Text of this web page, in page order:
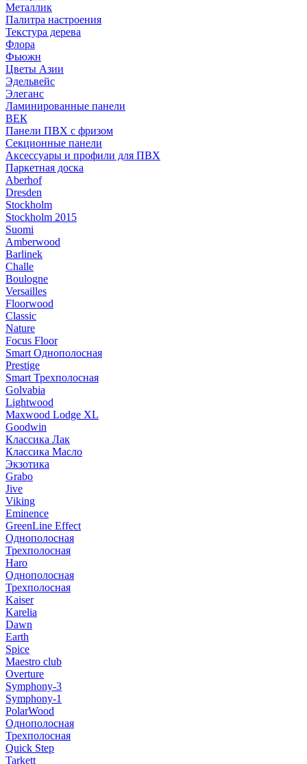
Металлик
Палитра настроения
Текстура дерева
Флора
Фьюжн
Цветы Азии
Эдельвейс
Элеганс
Ламинированные панели
ВЕК
Панели ПВХ с фризом
Секционные панели
Аксессуары и профили для ПВХ
Паркетная доска
Aberhof
Dresden
Stockholm
Stockholm 2015
Suomi
Amberwood
Barlinek
Challe
Boulogne
Versailles
Floorwood
Classic
Nature
Focus Floor
Smart Однополосная
Prestige
Smart Трехполосная
Golvabia
Lightwood
Maxwood Lodge XL
Goodwin
Классика Лак
Классика Масло
Экзотика
Grabo
Jive
Viking
Eminence
GreenLine Effect
Однополосная
Трехполосная
Haro
Однополосная
Трехполосная
Kaiser
Karelia
Dawn
Earth
Spice
Maestro club
Overture
Symphony-3
Symphony-1
PolarWood
Однополосная
Трехполосная
Quick Step
Tarkett